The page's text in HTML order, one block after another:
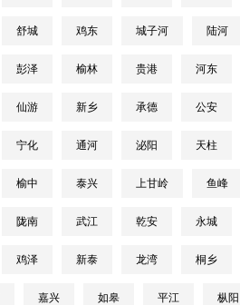
舒城 鸡东 城子河 陆河
彭泽 榆林 贵港 河东
仙游 新乡 承德 公安
宁化 通河 泌阳 天柱
榆中 泰兴 上甘岭 鱼峰
陇南 武江 乾安 永城
鸡泽 新泰 龙湾 桐乡
嘉兴 如皋 平江 枞阳